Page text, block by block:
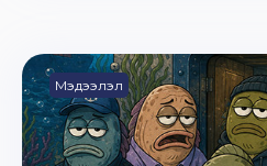
Мэдээлэл